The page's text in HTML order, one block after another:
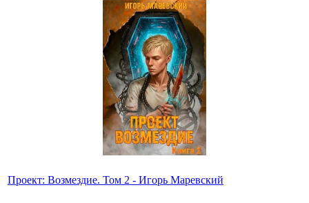
Проект: Возмездие. Том 2 - Игорь Маревский